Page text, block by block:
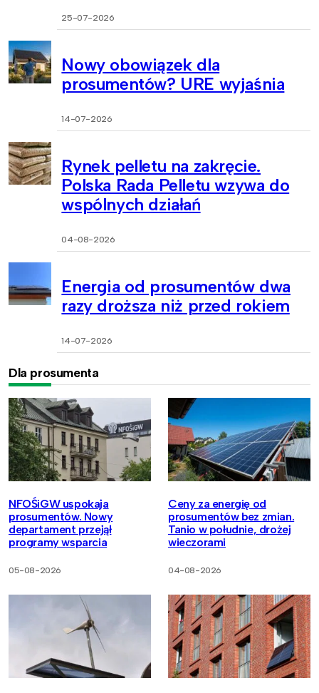
25-07-2026
Nowy obowiązek dla
prosumentów? URE wyjaśnia
14-07-2026
Rynek pelletu na zakręcie.
Polska Rada Pelletu wzywa do
wspólnych działań
04-08-2026
Energia od prosumentów dwa
razy droższa niż przed rokiem
14-07-2026
Dla prosumenta
NFOŚiGW uspokaja
prosumentów. Nowy
departament przejął
programy wsparcia
05-08-2026
Ceny za energię od
prosumentów bez zmian.
Tanio w południe, drożej
wieczorami
04-08-2026